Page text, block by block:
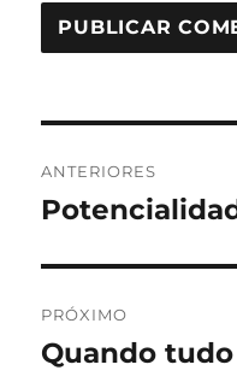
de
ANTERIORES
Post
PRÓXIMO
Próximo
Quando